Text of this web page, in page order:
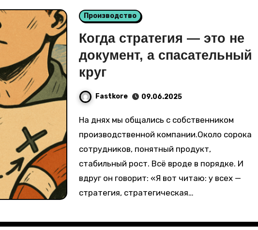
Производство
Когда стратегия — это не
документ, а спасательный
круг
Fastkore 09.06.2025
На днях мы общались с собственником
производственной компании.Около сорока
сотрудников, понятный продукт,
стабильный рост. Всё вроде в порядке. И
вдруг он говорит: «Я вот читаю: у всех —
стратегия, стратегическая…